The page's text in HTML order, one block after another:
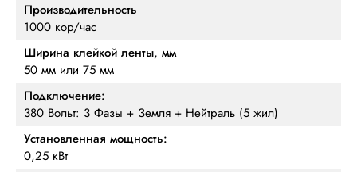
Производительность
1000 кор/час
Ширина клейкой ленты, мм
50 мм или 75 мм
Подключение:
380 Вольт: 3 Фазы + Земля + Нейтраль (5 жил)
Установленная мощность:
0,25 кВт